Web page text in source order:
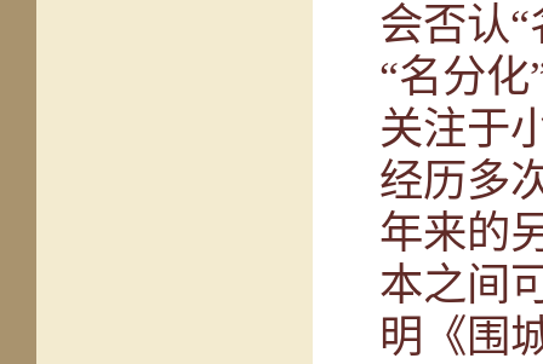
会否认
“名分
关注于
经历多
年来的
本之间
明《围